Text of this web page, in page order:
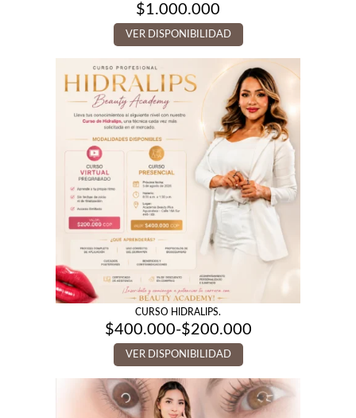
$1.000.000
VER DISPONIBILIDAD
CURSO HIDRALIPS.
$200.000
-
$400.000
Rango
de
precios:
desde
$200.000
hasta
$400.000
VER DISPONIBILIDAD